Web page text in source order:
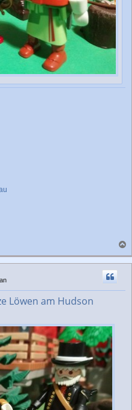
a
c
Löwen am Hudson